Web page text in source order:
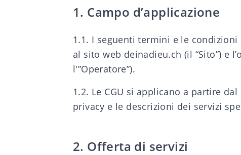
1. Campo d’applicazione
1.1. I seguenti termini e le condizioni
al sito web deinadieu.ch (il “Sito”) e
l'”Operatore”).
1.2. Le CGU si applicano a partire
privacy e le descrizioni dei servizi
2. Offerta di servizi